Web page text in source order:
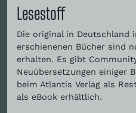
Lesestoff
Die original in Deutschland
erschienenen Bücher sind
erhalten. Es gibt
Neuübersetzungen einiger
beim Atlantis Verlag als
als eBook erhältlich.